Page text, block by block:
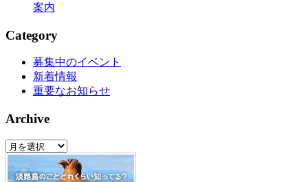
案内
Category
募集中のイベント
新着情報
重要なお知らせ
Archive
Archive